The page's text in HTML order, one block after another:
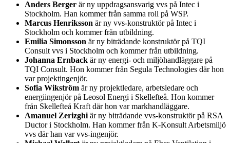
Anders Berger är ny uppdragsansvarig vvs på Intec i
Stockholm. Han kommer från samma roll på WSP.
Marcus Henriksson är ny vvs-konstruktör på Intec i
Stockholm och kommer från utbildning.
Emilia Simonsson är ny biträdande konstruktör på TQI
Consult vvs i Stockholm och kommer från utbildning.
Johanna Ernback är ny energi- och miljöhandläggare på
TQI Consult. Hon kommer från Segula Technologies där hon
var projektingenjör.
Sofia Wikström är ny projektledare, arbetsledare och
energiingenjör på Leosol Energi i Skellefteå. Hon kommer
från Skellefteå Kraft där hon var markhandläggare.
Amanuel Zerizghi är ny biträdande vvs-konstruktör på RSA
Ductor i Stockholm. Han kommer från K-Konsult Arbetsmiljö
vvs där han var vvs-ingenjör.